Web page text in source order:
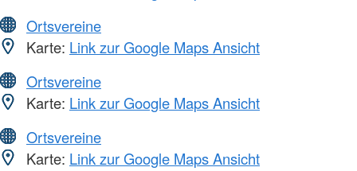
Ortsvereine
Karte: Link zur Google Maps Ansicht
Ortsvereine
Karte: Link zur Google Maps Ansicht
Ortsvereine
Karte: Link zur Google Maps Ansicht